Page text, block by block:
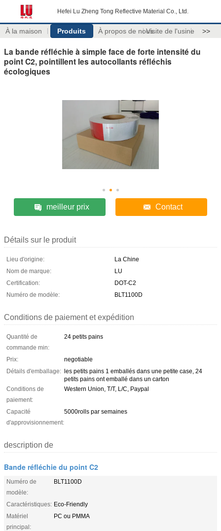
Hefei Lu Zheng Tong Reflective Material Co., Ltd.
À la maison Produits À propos de nousVisite de l'usine >>
La bande réfléchie à simple face de forte intensité du
point C2, pointillent les autocollants réfléchis
écologiques
meilleur prix Contact
Détails sur le produit
Lieu d'origine:
La Chine
Nom de marque:
LU
Certification:
DOT-C2
Numéro de modèle:
BLT1100D
Conditions de paiement et expédition
Quantité de
commande min:
24 petits pains
Prix:
negotiable
Détails d'emballage: les petits pains 1 emballés dans une petite case, 24
petits pains ont emballé dans un carton
Conditions de
paiement:
Western Union, T/T, L/C, Paypal
Capacité
d'approvisionnement:
5000rolls par semaines
description de
Bande réfléchie du point C2
Numéro de
modèle:
BLT1100D
Caractéristiques: Eco-Friendly
Matériel
principal:
PC ou PMMA